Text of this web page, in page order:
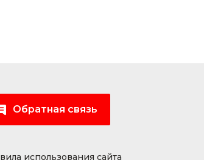
Обратная связь
использования сайта